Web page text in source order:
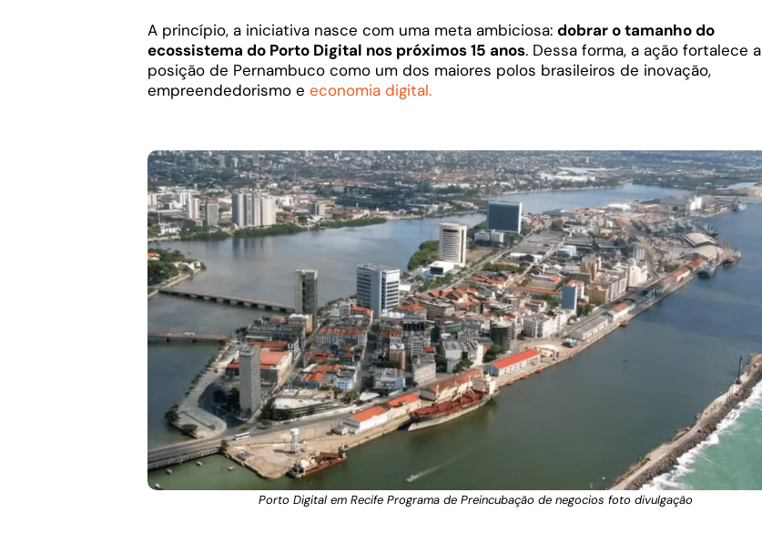
A princípio, a iniciativa nasce com uma meta ambiciosa: dobrar o tamanho do
ecossistema do Porto Digital nos próximos 15 anos. Dessa forma, a ação fortalece a
posição de Pernambuco como um dos maiores polos brasileiros de inovação,
empreendedorismo e economia digital.
Porto Digital em Recife Programa de Preincubação de negocios foto divulgação